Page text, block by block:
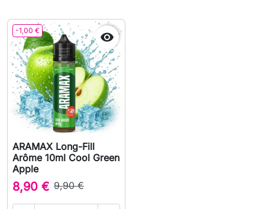
-1,00 € 
ARAMAX Long-Fill
Arôme 10ml Cool Green
Apple
8,90 € 9,90 €